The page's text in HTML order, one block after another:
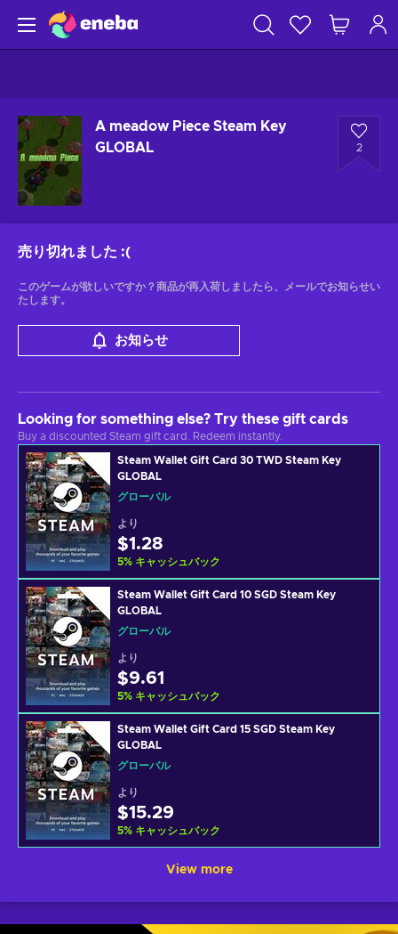
A meadow Piece Steam Key
GLOBAL
2
売り切れました :(
このゲームが欲しいですか？商品が再入荷しましたら、メールでお知らせい
たします。
お知らせ
Looking for something else? Try these gift cards
Buy a discounted Steam gift card. Redeem instantly.
Steam Wallet Gift Card 30 TWD Steam Key
GLOBAL
グローバル
より
$1.28
5% キャッシュバック
Steam Wallet Gift Card 10 SGD Steam Key
GLOBAL
グローバル
より
$9.61
5% キャッシュバック
Steam Wallet Gift Card 15 SGD Steam Key
GLOBAL
グローバル
より
$15.29
5% キャッシュバック
View more